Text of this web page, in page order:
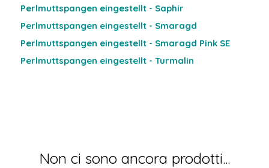
Perlmuttspangen eingestellt - Saphir
Perlmuttspangen eingestellt - Smaragd
Perlmuttspangen eingestellt - Smaragd Pink SE
Perlmuttspangen eingestellt - Turmalin
Non ci sono ancora prodotti...